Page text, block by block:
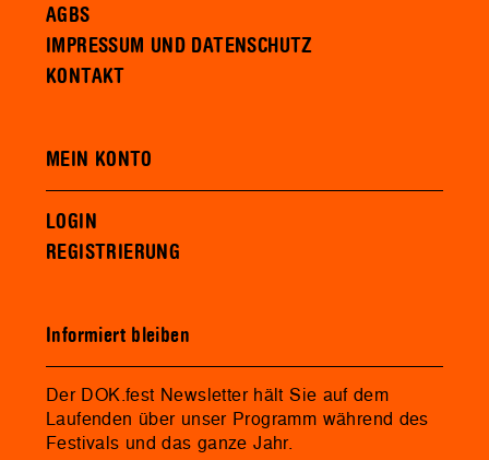
AGBS
IMPRESSUM UND DATENSCHUTZ
KONTAKT
MEIN KONTO
LOGIN
REGISTRIERUNG
Informiert bleiben
Der DOK.fest Newsletter hält Sie auf dem
Laufenden über unser Programm während des
Festivals und das ganze Jahr.